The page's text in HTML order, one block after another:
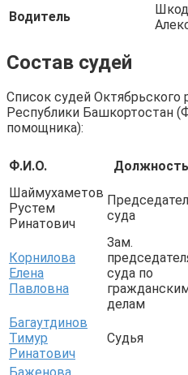
Водитель
Состав судей
Список судей Октябрьского
Республики Башкортостан
помощника):
Ф.И.О. Должность
Шаймухаметов
Рустем
Ринатович
суда
Корнилова
Елена
Павловна
Зам.
суда по
делам
Багаутдинов
Тимур
Ринатович
Судья